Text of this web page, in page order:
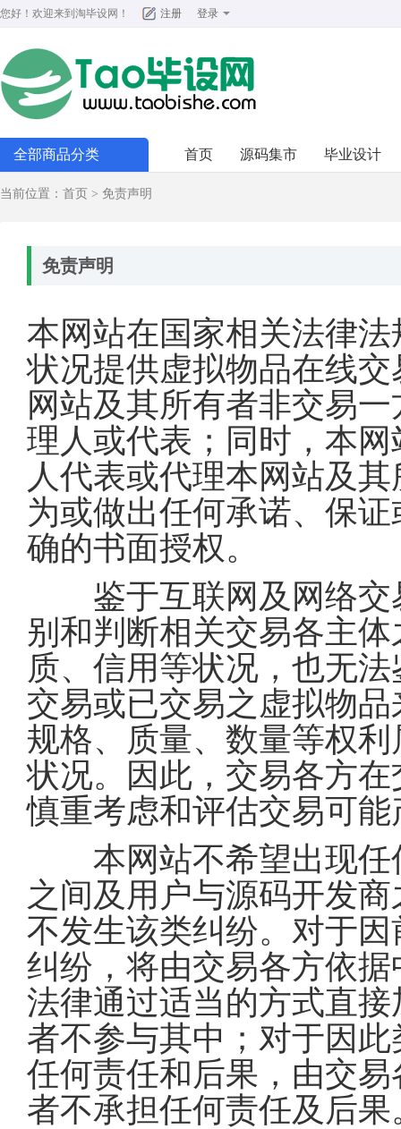
您好！欢迎来到 淘毕设网 ！ 注册 登录
全部商品分类 首页 源码集市 毕业设计
当前位置： 首页 > 免责声明
免责声明
本网站在国家相关法律
状况提供虚拟物品在线
网站及其所有者非交易
理人或代表；同时，本
人代表或代理本网站及
为或做出任何承诺、保
确的书面授权。
鉴于互联网及网络交
别和判断相关交易各主
质、信用等状况，也无
交易或已交易之虚拟物
规格、质量、数量等权
状况。因此，交易各方
慎重考虑和评估交易可
本网站不希望出现任
之间及用户与源码开发
不发生该类纠纷。对于
纠纷，将由交易各方依
法律通过适当的方式直
者不参与其中；对于因
任何责任和后果，由交
者不承担任何责任及后果